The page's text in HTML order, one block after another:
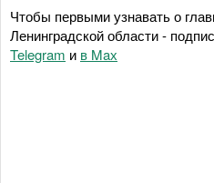
Чтобы первыми узнавать о
Ленинградской области -
Telegram и в Maх